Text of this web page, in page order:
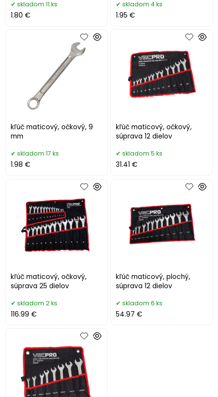
skladom 11 ks
1.80 €
skladom 4 ks
1.95 €
kľúč maticový, očkový, 9
mm
skladom 17 ks
1.98 €
kľúč maticový, očkový,
súprava 12 dielov
skladom 5 ks
31.41 €
kľúč maticový, očkový,
súprava 25 dielov
skladom 2 ks
116.99 €
kľúč maticový, plochý,
súprava 12 dielov
skladom 6 ks
54.97 €